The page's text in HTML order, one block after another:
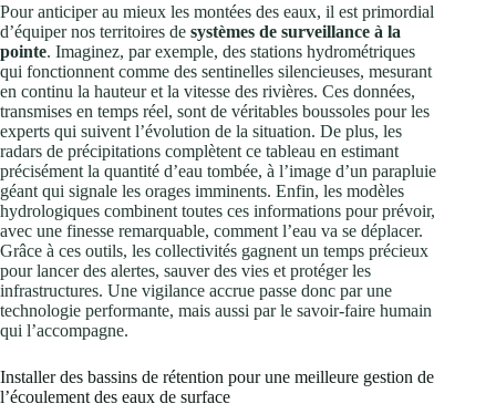
Pour anticiper au mieux les montées des eaux, il est primordial
d’équiper nos territoires de systèmes de surveillance à la
pointe. Imaginez, par exemple, des stations hydrométriques
qui fonctionnent comme des sentinelles silencieuses, mesurant
en continu la hauteur et la vitesse des rivières. Ces données,
transmises en temps réel, sont de véritables boussoles pour les
experts qui suivent l’évolution de la situation. De plus, les
radars de précipitations complètent ce tableau en estimant
précisément la quantité d’eau tombée, à l’image d’un parapluie
géant qui signale les orages imminents. Enfin, les modèles
hydrologiques combinent toutes ces informations pour prévoir,
avec une finesse remarquable, comment l’eau va se déplacer.
Grâce à ces outils, les collectivités gagnent un temps précieux
pour lancer des alertes, sauver des vies et protéger les
infrastructures. Une vigilance accrue passe donc par une
technologie performante, mais aussi par le savoir-faire humain
qui l’accompagne.
Installer des bassins de rétention pour une meilleure gestion de
l’écoulement des eaux de surface